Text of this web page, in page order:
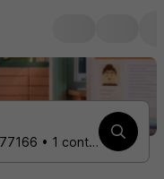
Baby sitter • Évry-Grégy-sur-Yerre 77166 • 1 contrat